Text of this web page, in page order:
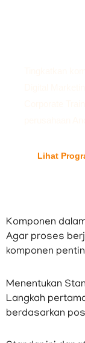
Lihat
Komponen
Agar proses
komponen
Menentukan
Langkah
berdasarkan